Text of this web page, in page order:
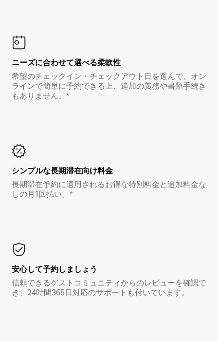
ニーズに合わせて選べる柔軟性
希望のチェックイン・チェックアウト日を選んで、オン
ラインで簡単に予約できる上、追加の義務や書類手続き
もありません。*
シンプルな長期滞在向け料金
長期滞在予約に適用されるお得な特別料金と追加料金な
しの月1回払い。*
安心して予約しましょう
信頼できるゲストコミュニティからのレビューを確認で
き、24時間365日対応のサポートも付いています。